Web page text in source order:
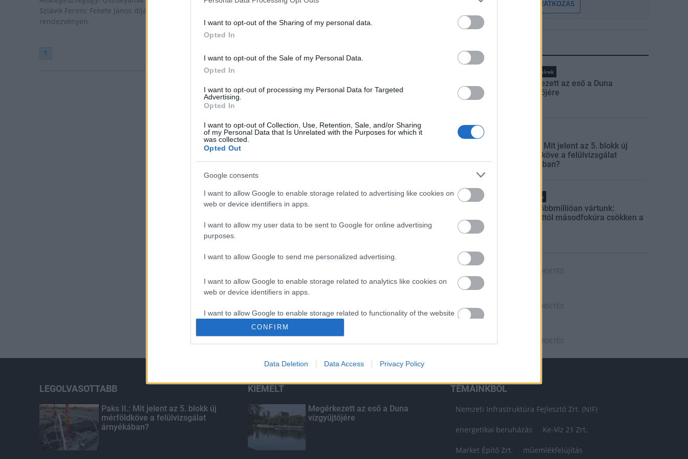
I want to opt-out of the Sharing of my personal data.
Opted In
I want to opt-out of the Sale of my Personal Data.
Opted In
I want to opt-out of processing my Personal Data for Targeted
Advertising.
Opted In
I want to opt-out of Collection, Use, Retention, Sale, and/or Sharing
of my Personal Data that Is Unrelated with the Purposes for which it
was collected.
Opted Out
Google consents
I want to allow Google to enable storage related to advertising like cookies on
web or device identifiers in apps.
I want to allow my user data to be sent to Google for online advertising
purposes.
I want to allow Google to send me personalized advertising.
I want to allow Google to enable storage related to analytics like cookies on
web or device identifiers in apps.
I want to allow Google to enable storage related to functionality of the website
I want to allow Google to enable storage related to personalization.
I want to allow Google to enable storage related to security, including
CONFIRM
Data Deletion Data Access Privacy Policy
Szlávik Ferenc Fekete János díjat vehetett át a
rendezvényen.
1
FELIRATKOZÁS
Országos hírek
Megérkezett az eső a Duna
vízgyűjtőjére
Paks II.: Mit jelent az 5. blokk új
mérföldköve a felülvizsgálat
árnyékában?
Helyi hírek
Amire többmillióan vártunk:
szombattól másodfokúra csökken a
HIRDETÉS
HIRDETÉS
HIRDETÉS
LEGOLVASOTTABB
Paks II.: Mit jelent az 5. blokk új
mérföldköve a felülvizsgálat
árnyékában?
KIEMELT
Megérkezett az eső a Duna
vízgyűjtőjére
TÉMÁINKBÓL
Nemzeti Infrastruktúra Fejlesztő Zrt. (NIF)
energetikai beruházás Ke-Víz 21 Zrt.
Market Építő Zrt. műemlékfelújítás